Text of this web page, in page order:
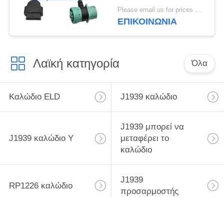
Pass-through σε OBD2
OBDII θηλυκό καλώδιο
Please email us for prices MOQ:100 τεμάχια
ΕΠΙΚΟΙΝΩΝΊΑ
Λαϊκή κατηγορία Όλα
Καλώδιο ELD J1939 καλώδιο
J1939 καλώδιο Υ
J1939 μπορεί να
μεταφέρει το
καλώδιο
RP1226 καλώδιο
J1939
προσαρμοστής